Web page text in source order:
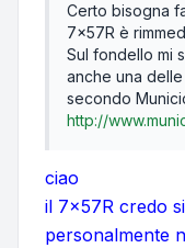
Certo bisogna
7x57R è
Sul fondello mi
anche una
secondo
http://
ciao
il 7x57R credo
personalmente